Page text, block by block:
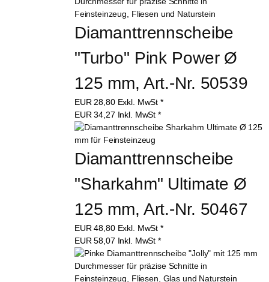
Diamanttrennscheibe
"Turbo" Pink Power Ø
125 mm, Art.-Nr. 50539
EUR 28,80 Exkl. MwSt *
EUR34,27 Inkl. MwSt *
Diamanttrennscheibe
"Sharkahm" Ultimate Ø
125 mm, Art.-Nr. 50467
EUR48,80 Exkl. MwSt *
EUR58,07 Inkl. MwSt *